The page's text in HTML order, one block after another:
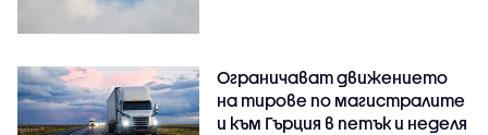
Ограничават движението
на тирове по магистралите
и към Гърция в петък и неделя